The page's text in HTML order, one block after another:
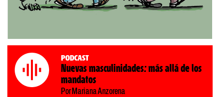
Podcast
Nuevas masculinidades: más allá de los
mandatos
Por Mariana Anzorena